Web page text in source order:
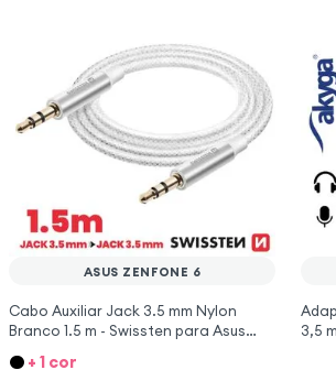
ASUS ZENFONE 6
Cabo Auxiliar Jack 3.5 mm Nylon
Branco 1.5 m - Swissten para Asus
+ 1 cor
3,5